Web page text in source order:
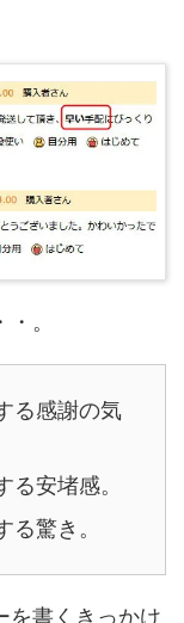
。
る感謝の気
安堵感。
驚き。
を書くきっかけ